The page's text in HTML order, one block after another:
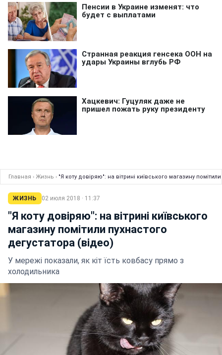
Главная › Жизнь › "Я коту довіряю": на вітрині київського магазину
ЖИЗНЬ 02 июля 2018 · 11:37
"Я коту довіряю": на вітрині київського
магазину помітили пухнастого
дегустатора (відео)
У мережі показали, як кіт їсть ковбасу прямо з
холодильника